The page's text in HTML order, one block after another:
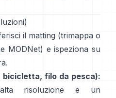
il matting (trimappa o
MODNet) e ispeziona su
filo da pesca):
risoluzione e un